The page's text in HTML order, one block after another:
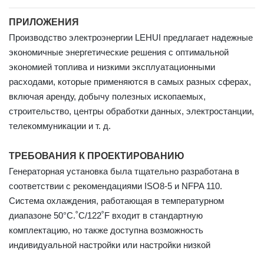
ПРИЛОЖЕНИЯ
Производство электроэнергии LEHUI предлагает надежные
экономичные энергетические решения с оптимальной
экономией топлива и низкими эксплуатационными
расходами, которые применяются в самых разных сферах,
включая аренду, добычу полезных ископаемых,
строительство, центры обработки данных, электростанции,
телекоммуникации и т. д.
ТРЕБОВАНИЯ К ПРОЕКТИРОВАНИЮ
Генераторная установка была тщательно разработана в
соответствии с рекомендациями ISO8-5 и NFPA 110.
Система охлаждения, работающая в температурном
диапазоне 50°С.˚С/122˚F входит в стандартную
комплектацию, но также доступна возможность
индивидуальной настройки или настройки низкой